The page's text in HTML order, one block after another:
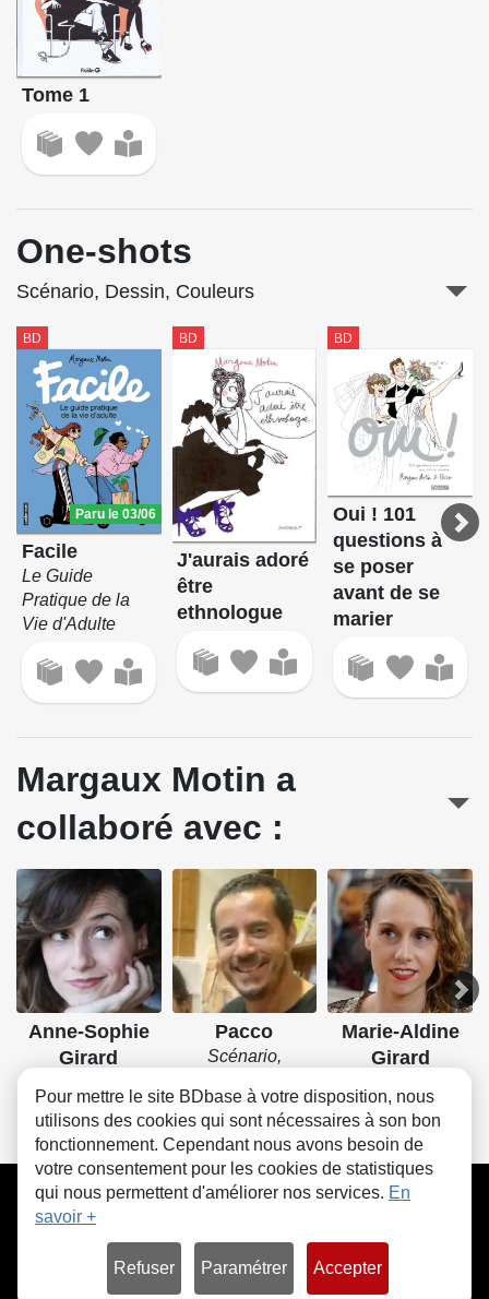
Tome 1
One-shots
Scénario, Dessin, Couleurs
BD
Paru le 03/06
Facile
Le Guide
Pratique de la
Vie d'Adulte
BD
J'aurais adoré
être
ethnologue
BD
Oui ! 101
questions à
se poser
avant de se
marier
Margaux Motin a
collaboré avec :
Anne-Sophie
Girard
Pacco
Scénario,
Marie-Aldine
Girard
CGU FAQ Contact Cookies
Pour mettre le site BDbase à votre disposition, nous
utilisons des cookies qui sont nécessaires à son bon
fonctionnement. Cependant nous avons besoin de
votre consentement pour les cookies de statistiques
qui nous permettent d'améliorer nos services. En
savoir +
Refuser Paramétrer Accepter